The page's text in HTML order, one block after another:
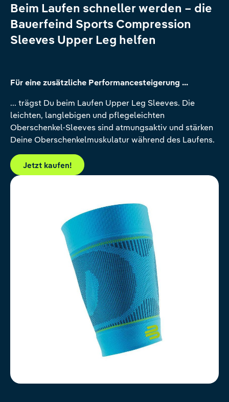
Beim Laufen schneller werden – die
Bauerfeind Sports Compression
Sleeves Upper Leg helfen
Für eine zusätzliche Performancesteigerung ...
... trägst Du beim Laufen Upper Leg Sleeves. Die
leichten, langlebigen und pflegeleichten
Oberschenkel-Sleeves sind atmungsaktiv und stärken
Deine Oberschenkelmuskulatur während des Laufens.
Jetzt kaufen!